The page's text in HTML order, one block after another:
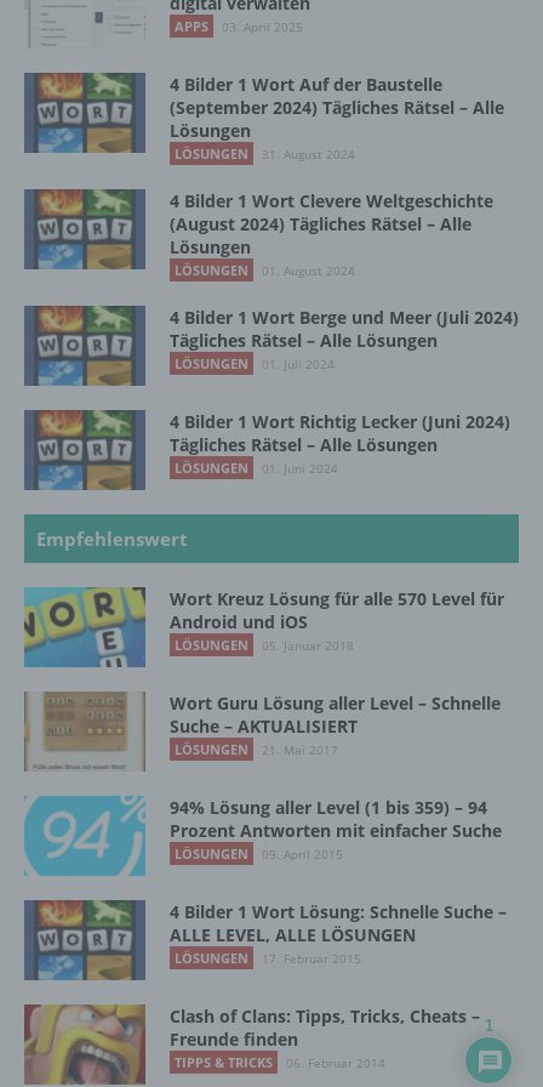
APPS 03. April 2025
4 Bilder 1 Wort Auf der Baustelle
(September 2024) Tägliches Rätsel – Alle
Lösungen
LÖSUNGEN 31. August 2024
4 Bilder 1 Wort Clevere Weltgeschichte
(August 2024) Tägliches Rätsel – Alle
Lösungen
LÖSUNGEN 01. August 2024
4 Bilder 1 Wort Berge und Meer (Juli 2024)
Tägliches Rätsel – Alle Lösungen
LÖSUNGEN 01. Juli 2024
4 Bilder 1 Wort Richtig Lecker (Juni 2024)
Tägliches Rätsel – Alle Lösungen
LÖSUNGEN 01. Juni 2024
Empfehlenswert
Wort Kreuz Lösung für alle 570 Level für
Android und iOS
LÖSUNGEN 05. Januar 2018
Wort Guru Lösung aller Level – Schnelle
Suche – AKTUALISIERT
LÖSUNGEN 21. Mai 2017
94% Lösung aller Level (1 bis 359) – 94
Prozent Antworten mit einfacher Suche
LÖSUNGEN 09. April 2015
4 Bilder 1 Wort Lösung: Schnelle Suche –
ALLE LEVEL, ALLE LÖSUNGEN
LÖSUNGEN 17. Februar 2015
Clash of Clans: Tipps, Tricks, Cheats –
Freunde finden
TIPPS & TRICKS 06. Februar 2014
1
genetischen, psychischen, wirtschaftlichen,
natürlichen Person sind, identifiziert werden
kann.
Betroffene Person ist jede identifizierte oder
identifizierbare natürliche Person, deren
personenbezogene Daten von dem für die
Verarbeitung Verantwortlichen verarbeitet
werden.
c) Verarbeitung
Verarbeitung ist jeder mit oder ohne Hilfe
Zusammenhang mit personenbezogenen
Organisation, das Ordnen, die Speicherung,
die Anpassung oder Veränderung, das
Auslesen, das Abfragen, die Verwendung,
die Offenlegung durch Übermittlung,
Verbreitung oder eine andere Form der
Bereitstellung, den Abgleich oder die
Verknüpfung, die Einschränkung, das
Löschen oder die Vernichtung.
d) Einschränkung der Verarbeitung
Einschränkung der Verarbeitung ist die
Markierung gespeicherter
personenbezogener Daten mit dem Ziel, ihre
künftige Verarbeitung einzuschränken.
e) Profiling